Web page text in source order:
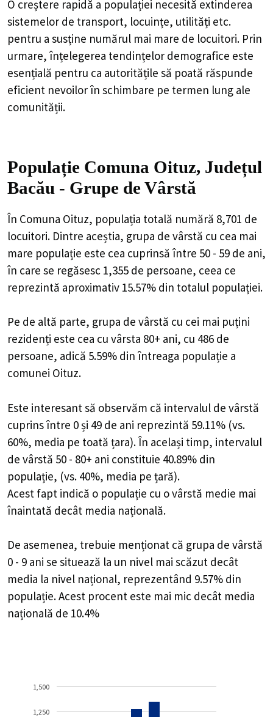
O creștere rapidă a populației necesită extinderea
sistemelor de transport, locuințe, utilități etc.
pentru a susține numărul mai mare de locuitori. Prin
urmare, înțelegerea tendințelor demografice este
esențială pentru ca autoritățile să poată răspunde
eficient nevoilor în schimbare pe termen lung ale
comunității.
Populație Comuna Oituz, Județul
Bacău - Grupe de Vârstă
În Comuna Oituz, populația totală numără 8,701 de
locuitori. Dintre aceștia, grupa de vârstă cu cea mai
mare populație este cea cuprinsă între 50 - 59 de ani,
în care se regăsesc 1,355 de persoane, ceea ce
reprezintă aproximativ 15.57% din totalul populației.
Pe de altă parte, grupa de vârstă cu cei mai puțini
rezidenți este cea cu vârsta 80+ ani, cu 486 de
persoane, adică 5.59% din întreaga populație a
comunei Oituz.
Este interesant să observăm că intervalul de vârstă
cuprins între 0 și 49 de ani reprezintă 59.11% (vs.
60%, media pe toată țara). În același timp, intervalul
de vârstă 50 - 80+ ani constituie 40.89% din
populație, (vs. 40%, media pe țară).
Acest fapt indică o populație cu o vârstă medie mai
înaintată decât media națională.
De asemenea, trebuie menționat că grupa de vârstă
0 - 9 ani se situează la un nivel mai scăzut decât
media la nivel național, reprezentând 9.57% din
populație. Acest procent este mai mic decât media
națională de 10.4%
1,250
1,500